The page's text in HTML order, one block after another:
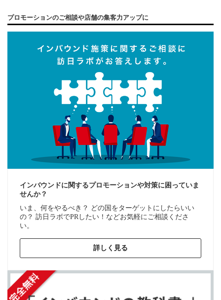
プロモーションのご相談や店舗の集客力アップに
インバウンドに関するプロモーションや対策に困っていま
せんか？
いま、何をやるべき？ どの国をターゲットにしたらいい
の？ 訪日ラボでPRしたい！などお気軽にご相談くださ
い。
詳しく見る